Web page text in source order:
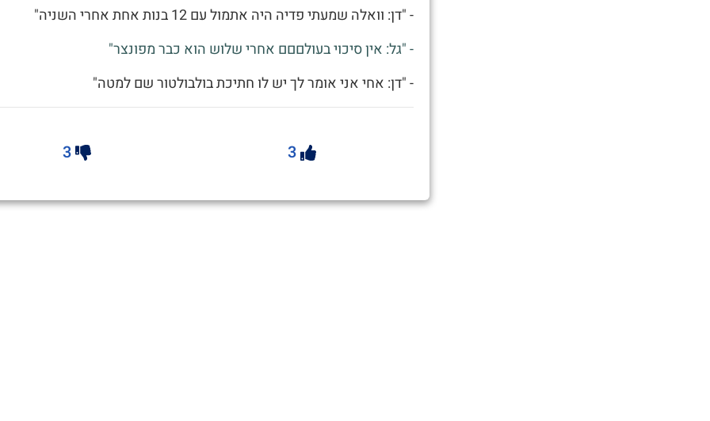
- "דן: וואלה שמעתי פדיה היה אתמול עם 12 בנות אחת אחרי השניה"
- "גל: אין סיכוי בעולםםם אחרי שלוש הוא כבר מפונצר"
- "דן: אחי אני אומר לך יש לו חתיכת בולבולטור שם למטה"
3
3